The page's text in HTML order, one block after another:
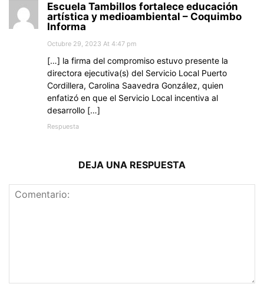
Escuela Tambillos fortalece educación
artística y medioambiental – Coquimbo
Informa
Octubre 29, 2023 At 4:47 pm
[…] la firma del compromiso estuvo presente la
directora ejecutiva(s) del Servicio Local Puerto
Cordillera, Carolina Saavedra González, quien
enfatizó en que el Servicio Local incentiva al
desarrollo […]
Respuesta
DEJA UNA RESPUESTA